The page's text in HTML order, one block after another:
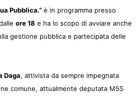
Pubblica.” è in programma presso
ore 18 e ha lo scopo di avviare anche
gestione pubblica e partecipata delle
Daga, attivista da sempre impegnata
comune, attualmente deputata M5S